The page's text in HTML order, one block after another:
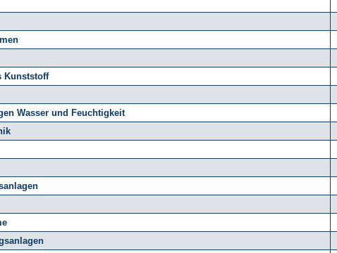
Kunststoff
Wasser und Feuchtigkeit